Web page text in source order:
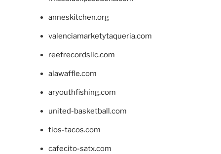
anneskitchen.org
valenciamarketytaqueria.com
reefrecordsllc.com
alawaffle.com
aryouthfishing.com
united-basketball.com
tios-tacos.com
cafecito-satx.com